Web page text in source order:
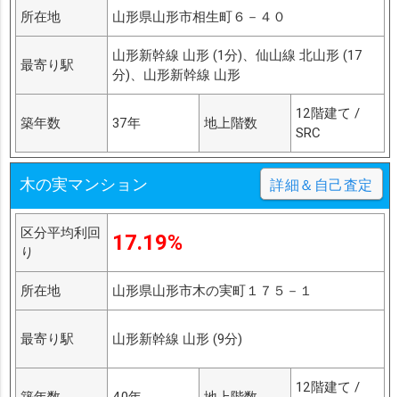
所在地 山形県山形市相生町６－４０
最寄り駅
山形新幹線 山形 (1分)、仙山線 北山形 (17
分)、山形新幹線 山形
築年数 37年 地上階数
12階建て /
SRC
木の実マンション 詳細＆自己査定
区分平均利回
り
17.19%
所在地 山形県山形市木の実町１７５－１
最寄り駅 山形新幹線 山形 (9分)
12階建て /